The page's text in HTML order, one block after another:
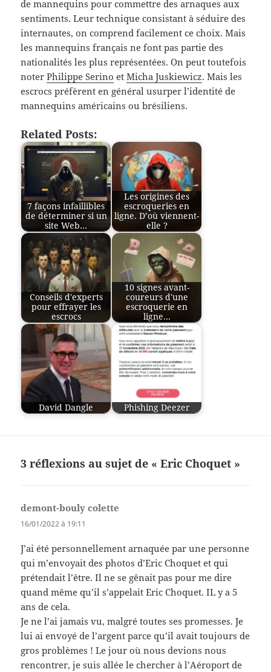
de mannequins pour commettre des arnaques aux
sentiments. Leur technique consistant à séduire des
internautes, on comprend facilement ce choix. Mais
les mannequins français ne font pas partie des
nationalités les plus représentées. On peut toutefois
noterPhilippe Serino etMicha Juskiewicz. Mais les
escrocs préfèrent en général usurper l’identité de
mannequins américains ou brésiliens.
Related Posts:
7 façons infaillibles
de déterminer si un
site Web…
Les origines des
escroqueries en
ligne. D’où viennent-
elle ?
Conseils d'experts
pour effrayer les
escrocs
10 signes avant-
coureurs d'une
escroquerie en
ligne…
David Dangle Phishing Deezer
3 réflexions au sujet de « Eric Choquet »
demont-bouly colette
16/01/2022 à 19:11
J’ai été personnellement arnaquée par une personne
qui m’envoyait des photos d’Eric Choquet et qui
prétendait l’être. Il ne se gênait pas pour me dire
quand même qu’il s’appelait Eric Choquet. IL y a 5
ans de cela.
Je ne l’ai jamais vu, malgré toutes ses promesses. Je
lui ai envoyé de l’argent parce qu’il avait toujours de
gros problèmes ! Le jour où nous devions nous
rencontrer, je suis allée le chercher à l’Aéroport de